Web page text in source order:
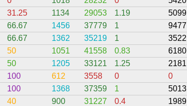
31.25 1134 29053 1.19 5099
66.67 1456 37779 1 9477
66.67 1362 35219 1 3522
50 1051 41558 0.83 6180
50 1205 33121 1.25 2181
100 612 3558 0 0
100 1368 37359 1 5013
40 900 31227 0.4 1989